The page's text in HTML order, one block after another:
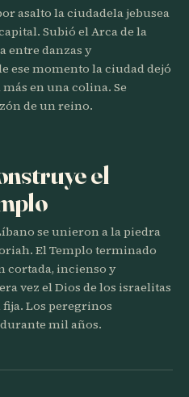
asalto la ciudadela jebusea
Subió el Arca de la
entre danzas y
ese momento la ciudad dejó
en una colina. Se
de un reino.
el
se unieron a la piedra
El Templo terminado
cortada, incienso y
vez el Dios de los israelitas
Los peregrinos
mil años.